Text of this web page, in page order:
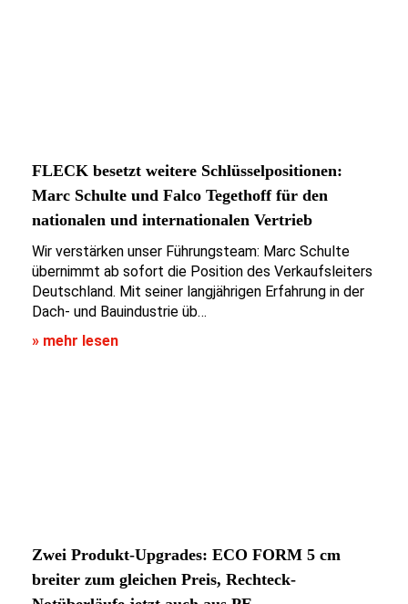
FLECK besetzt weitere Schlüsselpositionen:
Marc Schulte und Falco Tegethoff für den
nationalen und internationalen Vertrieb
Wir verstärken unser Führungsteam: Marc Schulte
übernimmt ab sofort die Position des Verkaufsleiters
Deutschland. Mit seiner langjährigen Erfahrung in der
Dach- und Bauindustrie üb…
» mehr lesen
Zwei Produkt-Upgrades: ECO FORM 5 cm
breiter zum gleichen Preis, Rechteck-